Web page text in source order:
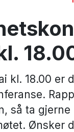
kl. 18.00 er
så ta gjerne
Ønsker